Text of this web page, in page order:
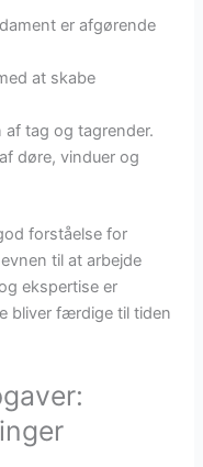
er afgørende
at skabe
af tag og tagrender.
døre, vinduer og
forståelse for
til at arbejde
ekspertise er
bliver færdige til tiden